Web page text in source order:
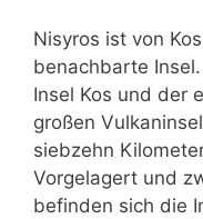
Nisyros ist von
benachbarte
Insel Kos und der
großen
siebzehn
Vorgelagert und
befinden sich die